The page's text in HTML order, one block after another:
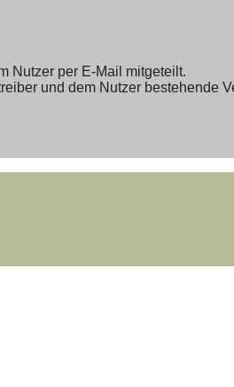
Nutzer per E-Mail mitgeteilt.
und dem Nutzer bestehende